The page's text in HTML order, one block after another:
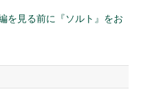
を見る前に『ソルト』をお